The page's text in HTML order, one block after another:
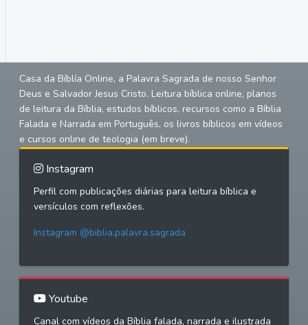
Casa da Bíblía Online, a Palavra Sagrada de nosso Senhor
Deus e Salvador Jesus Cristo. Leitura bíblica online, planos
de leitura da Bíblia, estudos bíblicos, recursos como a Bíblia
Falada e Narrada em Português, os livros bíblicos em vídeos
e cursos online de teologia (em breve).
Instagram
Perfil com publicações diárias para leitura bíblica e
versículos com reflexões.
Instagram @biblia.palavra.sagrada
Youtube
Canal com vídeos da Bíblia falada, narrada e ilustrada